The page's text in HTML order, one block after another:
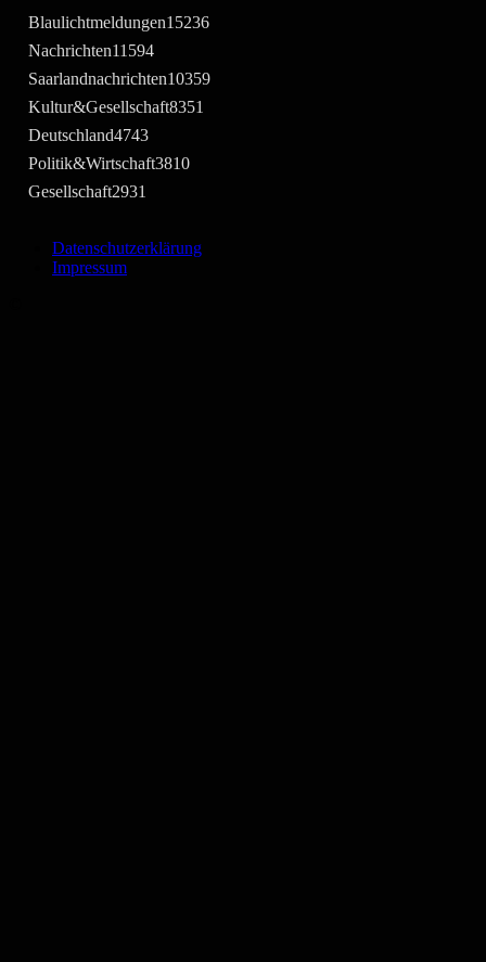
Blaulichtmeldungen15236
Nachrichten11594
Saarlandnachrichten10359
Kultur&Gesellschaft8351
Deutschland4743
Politik&Wirtschaft3810
Gesellschaft2931
Datenschutzerklärung
Impressum